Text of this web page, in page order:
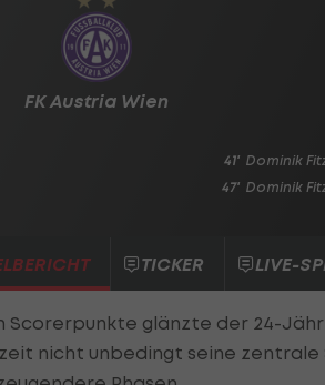
FK Austria Wien
41' Dominik
47' Dominik
TICKER LIVE-
Scorerpunkte glänzte der 24-
nicht unbedingt seine zentrale